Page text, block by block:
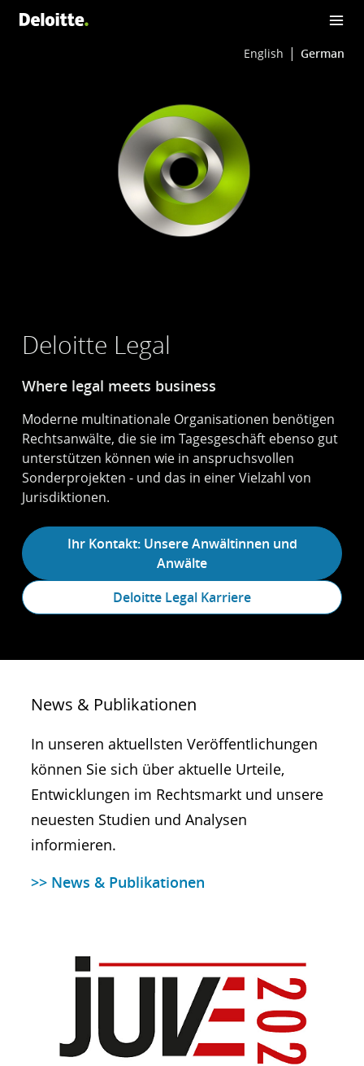
English German
Deloitte Legal
Where legal meets business
Moderne multinationale Organisationen benötigen
Rechtsanwälte, die sie im Tagesgeschäft ebenso gut
unterstützen können wie in anspruchsvollen
Sonderprojekten - und das in einer Vielzahl von
Jurisdiktionen.
Ihr Kontakt: Unsere Anwältinnen und
Anwälte
Deloitte Legal Karriere
News & Publikationen
In unseren aktuellsten Veröffentlichungen
können Sie sich über aktuelle Urteile,
Entwicklungen im Rechtsmarkt und unsere
neuesten Studien und Analysen
informieren.
>> News & Publikationen